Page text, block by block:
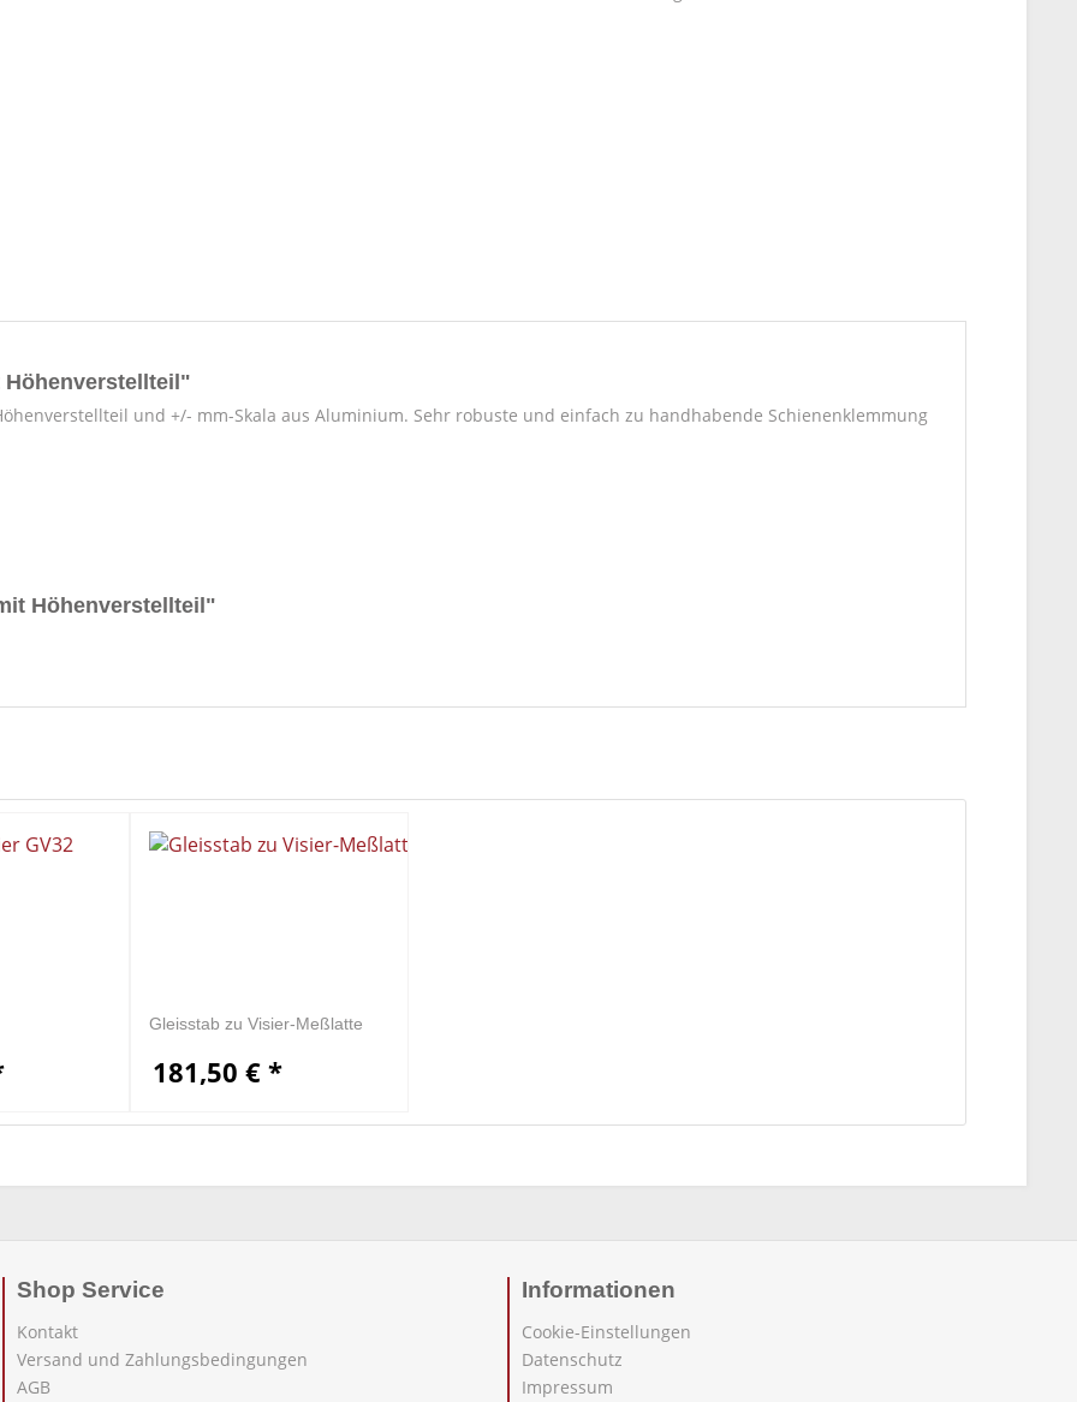
und +/- mm-Skala aus Aluminium. Sehr robuste und einfach zu handhabende Schienenklemmung
Höhenverstellteil"
Gleisstab zu Visier-Meßlatte
181,50 € *
Shop Service
Kontakt
Versand und Zahlungsbedingungen
AGB
Informationen
Cookie-Einstellungen
Datenschutz
Impressum